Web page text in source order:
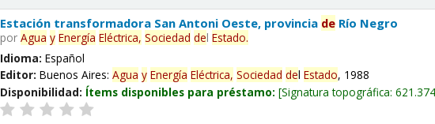
Estación transformadora San Antoni Oeste, provincia de Río Negro
porAgua y Energía Eléctrica, Sociedad delEstado.
Idioma:Español
Editor:Buenos Aires:Agua y Energía Eléctrica, Sociedad delEstado, 1988
Disponibilidad: Ítems disponibles para préstamo: Signatura topográfica: